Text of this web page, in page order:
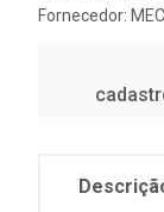
Fornecedor: